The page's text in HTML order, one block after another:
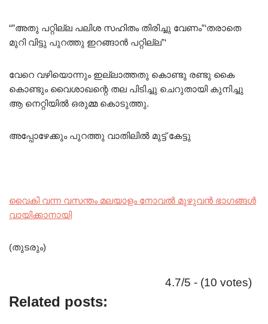
“”അതു പറ്റില്ല പലിശ സഹിതം തിരിച്ചു വേണം”‘തരാതെ
മുറി വിട്ടു പുറത്തു ഇറങ്ങാൻ പറ്റില്ല”‘
വേറെ വഴിയൊന്നും ഇല്ലാത്തതു കൊണ്ടു രണ്ടു കൈ
കൊണ്ടും വൈശാഖന്റെ തല പിടിച്ചു ചെറുതായി കുനിച്ചു
ആ നെറ്റിയിൽ ഒരുമ്മ കൊടുത്തു.
അപ്പോഴേക്കും പുറത്തു വാതിലിൽ മുട്ട് കേട്ടു
വൈകി വന്ന വസന്തം മലയാളം നോവൽ മുഴുവൻ ഭാഗങ്ങൾ
വായിക്കാനായി
(തുടരും)
4.7/5 - (10 votes)
Related posts: